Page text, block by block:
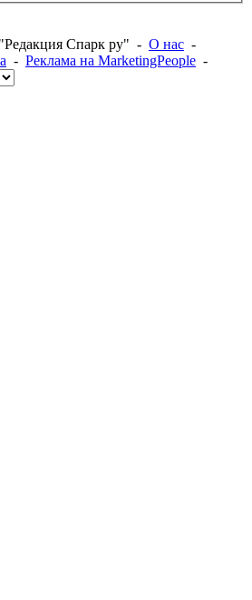
Спарк ру" - О нас -
- Реклама на MarketingPeople -